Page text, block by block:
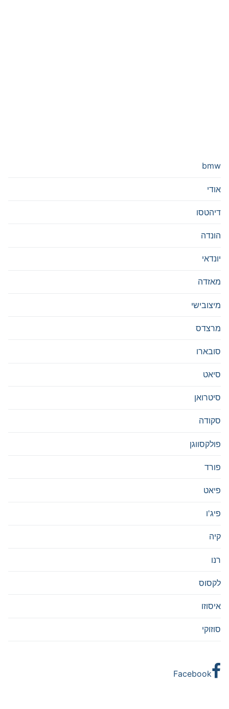
bmw
אודי
דיהטסו
הונדה
יונדאי
מאזדה
מיצובישי
מרצדס
סובארו
סיאט
סיטרואן
סקודה
פולקסווגן
פורד
פיאט
פיג'ו
קיה
רנו
לקסוס
איסוזו
סוזוקי
Facebook